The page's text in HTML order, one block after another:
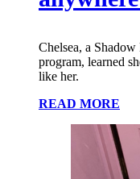
Chelsea, a
program, learned
like her.
READ MORE